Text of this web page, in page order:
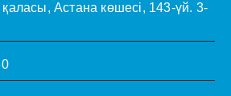
Астана көшесі, 143-үй. 3-